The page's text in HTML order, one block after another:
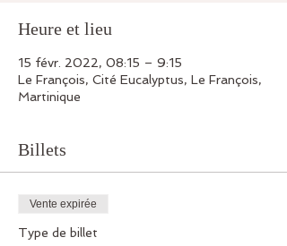
Heure et lieu
15 févr. 2022, 08:15 – 9:15
Le François, Cité Eucalyptus, Le François,
Martinique
Billets
Vente expirée
Type de billet